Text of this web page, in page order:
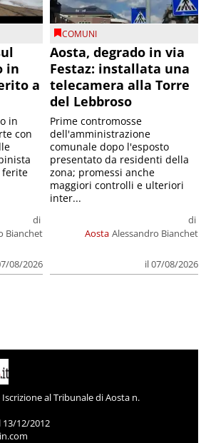
in
a
di
Bianchet
08/2026
in
con
ferite
COMUNI
Aosta, degrado in via
Festaz: installata una
telecamera alla Torre
del Lebbroso
Aosta
di
Alessandro Bianchet
il 07/08/2026
Prime contromosse
dell'amministrazione
comunale dopo l'esposto
presentato da residenti della
zona; promessi anche
maggiori controlli e ulteriori
inter...
al Tribunale di Aosta n.
12/2012